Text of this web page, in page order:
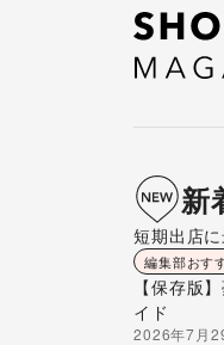
新
短期出店
編集部おす
【保存版
イド
2026年7月